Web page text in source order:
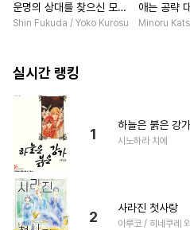
운명의 상대를 찾으신 모양
이네요 (웃음) [단행본]
Shin Fukuda / Yoko Kurosu
애는 공략
붓 오라버
Minoru
실시간 랭킹
1
하늘은 붉은 강
시노하라 치에
2
사라진 첫사랑
아루코 / 히네쿠레